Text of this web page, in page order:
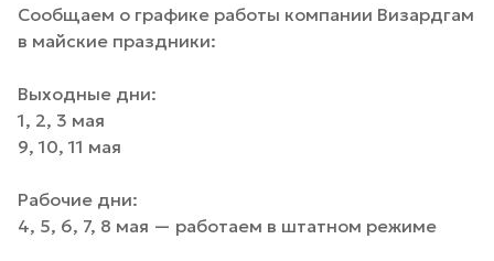
Сообщаем о графике работы компании Визардгам
в майские праздники:
Выходные дни:
1, 2, 3 мая
9, 10, 11 мая
Рабочие дни:
4, 5, 6, 7, 8 мая — работаем в штатном режиме